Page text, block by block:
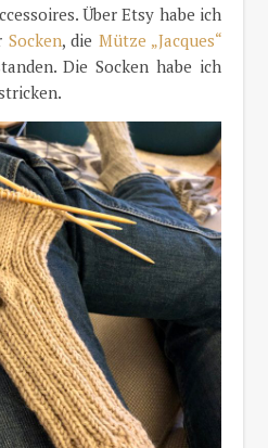
Über Etsy habe ich
Socken, die Mütze „Jacques“
Die Socken habe ich